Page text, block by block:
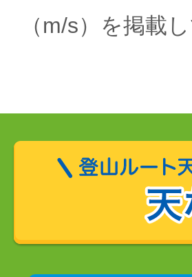
（m/s）を掲載